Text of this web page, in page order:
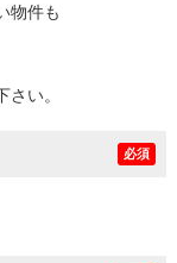
物件も
い。
必須